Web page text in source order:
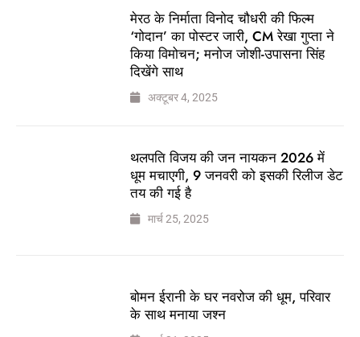
मेरठ के निर्माता विनोद चौधरी की फिल्म
‘गोदान’ का पोस्टर जारी, CM रेखा गुप्ता ने
किया विमोचन; मनोज जोशी-उपासना सिंह
दिखेंगे साथ
अक्टूबर 4, 2025
थलपति विजय की जन नायकन 2026 में
धूम मचाएगी, 9 जनवरी को इसकी रिलीज डेट
तय की गई है
मार्च 25, 2025
बोमन ईरानी के घर नवरोज की धूम, परिवार
के साथ मनाया जश्न